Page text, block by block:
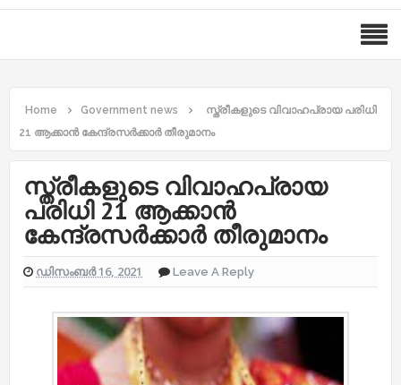
Home Government news
സ്ത്രീകളുടെ വിവാഹപ്രായ പരിധി
21 ആക്കാൻ കേന്ദ്രസർക്കാർ തീരുമാനം
സ്ത്രീകളുടെ വിവാഹപ്രായ
പരിധി 21 ആക്കാൻ
കേന്ദ്രസർക്കാർ തീരുമാനം
ഡിസംബർ 16, 2021 Leave A Reply